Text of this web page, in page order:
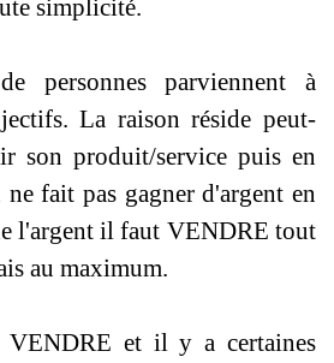
simplicité.
personnes parviennent à
La raison réside peut‐
son produit/service puis en
fait pas gagner d'argent en
l'argent il faut VENDRE tout
au maximum.
VENDRE et il y a certaines